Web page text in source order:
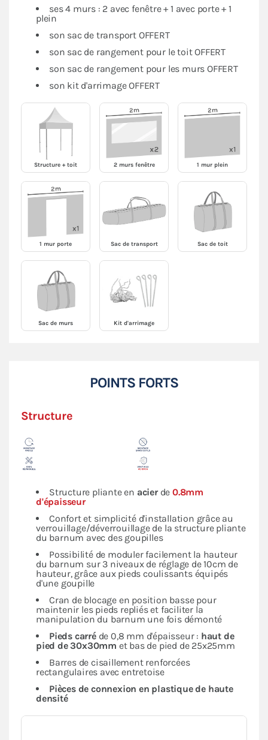
ses 4 murs : 2 avec fenêtre + 1 avec porte + 1
plein
son sac de transport OFFERT
son sac de rangement pour le toit OFFERT
son sac de rangement pour les murs OFFERT
son kit d'arrimage OFFERT
Structure + toit 2 murs fenêtre 1 mur plein
1 mur porte Sac de transport Sac de toit
Sac de murs Kit d'arrimage
POINTS FORTS
Structure
Structure pliante en acier de0.8mm
d'épaisseur
Confort et simplicité d'installation grâce au
verrouillage/déverrouillage de la structure pliante
du barnum avec des goupilles
Possibilité de moduler facilement la hauteur
du barnum sur 3 niveaux de réglage de 10cm de
hauteur, grâce aux pieds coulissants équipés
d'une goupille
Cran de blocage en position basse pour
maintenir les pieds repliés et faciliter la
manipulation du barnum une fois démonté
Pieds carréde 0,8 mm d'épaisseur : haut de
pied de 30x30mm et bas de pied de 25x25mm
Barres de cisaillement renforcées
rectangulaires avec entretoise
Pièces de connexion en plastique de haute
densité